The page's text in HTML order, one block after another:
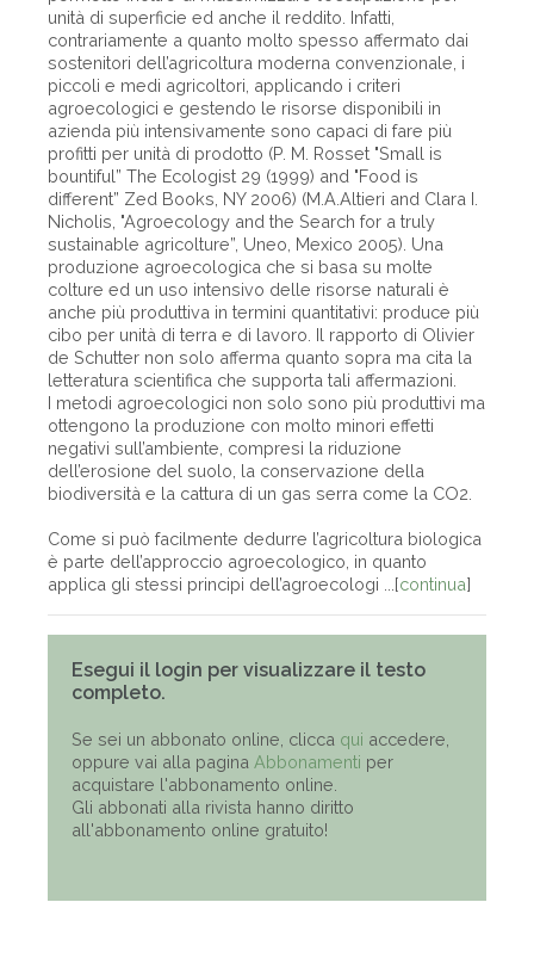
unità di superficie ed anche il reddito. Infatti,
contrariamente a quanto molto spesso affermato dai
sostenitori dell’agricoltura moderna convenzionale, i
piccoli e medi agricoltori, applicando i criteri
agroecologici e gestendo le risorse disponibili in
azienda più intensivamente sono capaci di fare più
profitti per unità di prodotto (P. M. Rosset "Small is
bountiful” The Ecologist 29 (1999) and "Food is
different” Zed Books, NY 2006) (M.A.Altieri and Clara I.
Nicholis, "Agroecology and the Search for a truly
sustainable agricolture”, Uneo, Mexico 2005). Una
produzione agroecologica che si basa su molte
colture ed un uso intensivo delle risorse naturali è
anche più produttiva in termini quantitativi: produce più
cibo per unità di terra e di lavoro. Il rapporto di Olivier
de Schutter non solo afferma quanto sopra ma cita la
letteratura scientifica che supporta tali affermazioni.
I metodi agroecologici non solo sono più produttivi ma
ottengono la produzione con molto minori effetti
negativi sull’ambiente, compresi la riduzione
dell’erosione del suolo, la conservazione della
biodiversità e la cattura di un gas serra come la CO2.
Come si può facilmente dedurre l’agricoltura biologica
è parte dell’approccio agroecologico, in quanto
applica gli stessi principi dell’agroecologi ...[continua]
Esegui il login per visualizzare il testo
completo.
Se sei un abbonato online, clicca qui accedere,
oppure vai alla pagina Abbonamenti per
acquistare l'abbonamento online.
Gli abbonati alla rivista hanno diritto
all'abbonamento online gratuito!